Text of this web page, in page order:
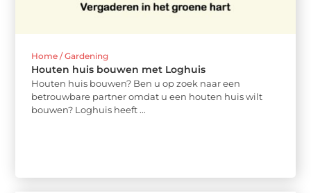
Home / Gardening
Houten huis bouwen met Loghuis
Houten huis bouwen? Ben u op zoek naar een
betrouwbare partner omdat u een houten huis wilt
bouwen? Loghuis heeft ...